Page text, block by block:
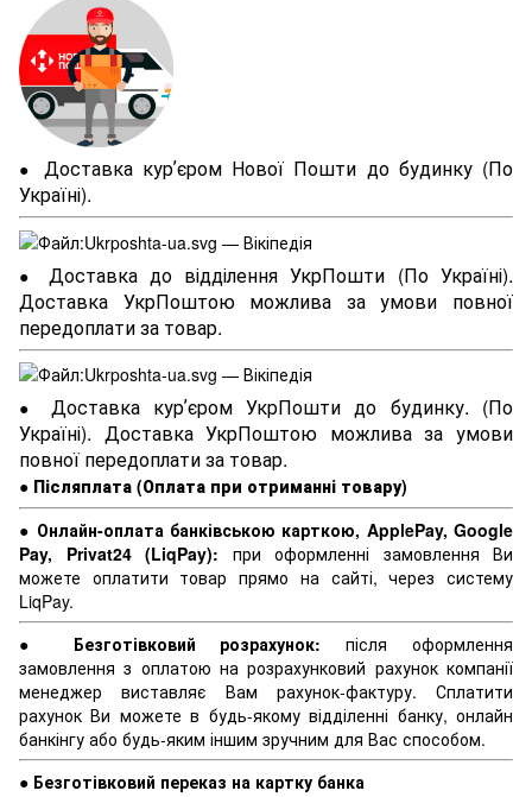
● Доставка курʼєром Нової Пошти до будинку (По
Україні).
● Доставка до відділення УкрПошти (По Україні).
Доставка УкрПоштою можлива за умови повної
передоплати за товар.
● Доставка курʼєром УкрПошти до будинку. (По
Україні). Доставка УкрПоштою можлива за умови
повної передоплати за товар.
● Післяплата (Оплата при отриманні товару)
● Онлайн-оплата банківською карткою, ApplePay, Google
Pay, Privat24 (LiqPay): при оформленні замовлення Ви
можете оплатити товар прямо на сайті, через систему
LiqPay.
● Безготівковий розрахунок:після оформлення
замовлення з оплатою на розрахунковий рахунок компанії
менеджер виставляє Вам рахунок-фактуру. Сплатити
рахунок Ви можете в будь-якому відділенні банку, онлайн
банкінгу або будь-яким іншим зручним для Вас способом.
● Безготівковий переказ на картку банка